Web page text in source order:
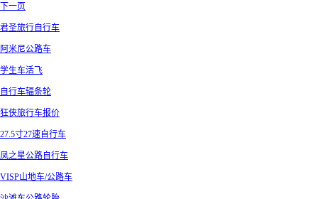
下一页
君圣旅行自行车
阿米尼公路车
学生车活飞
自行车辐条轮
狂侠旅行车报价
27.5寸27速自行车
凤之星公路自行车
VISP山地车/公路车